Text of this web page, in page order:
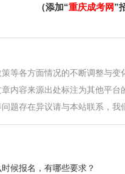
（添加“重庆成考网”
策等各方面情况的不断调整与
章内容来源出处标注为其他平
题存在异议请与本站联系，我
候报名，有哪些要求？